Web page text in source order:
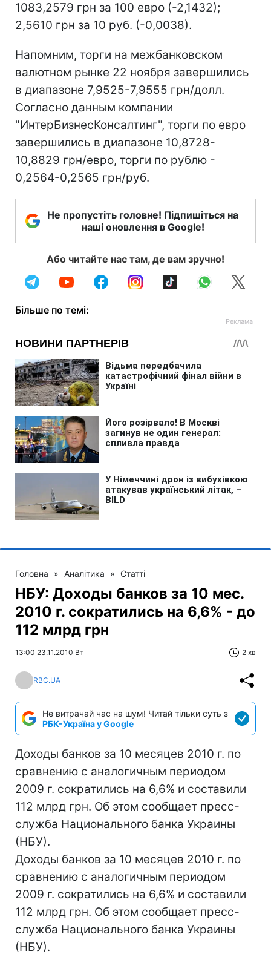
1083,2579 грн за 100 евро (-2,1432);
2,5610 грн за 10 руб. (-0,0038).
Напомним, торги на межбанковском
валютном рынке 22 ноября завершились
в диапазоне 7,9525-7,9555 грн/долл.
Согласно данным компании
"ИнтерБизнесКонсалтинг", торги по евро
завершились в диапазоне 10,8728-
10,8829 грн/евро, торги по рублю -
0,2564-0,2565 грн/руб.
Не пропустіть головне! Підпишіться на
наші оновлення в Google!
Або читайте нас там, де вам зручно!
Більше по темі:
Головна » Аналітика » Статті
НБУ: Доходы банков за 10 мес.
2010 г. сократились на 6,6% - до
112 млрд грн
13:00 23.11.2010 Вт 2 хв
RBC.UA
Не витрачай час на шум! Читай тільки суть з
РБК-Україна у Google
Доходы банков за 10 месяцев 2010 г. по
сравнению с аналогичным периодом
2009 г. сократились на 6,6% и составили
112 млрд грн. Об этом сообщает пресс-
служба Национального банка Украины
(НБУ).
Доходы банков за 10 месяцев 2010 г. по
сравнению с аналогичным периодом
2009 г. сократились на 6,6% и составили
112 млрд грн. Об этом сообщает пресс-
служба Национального банка Украины
(НБУ).